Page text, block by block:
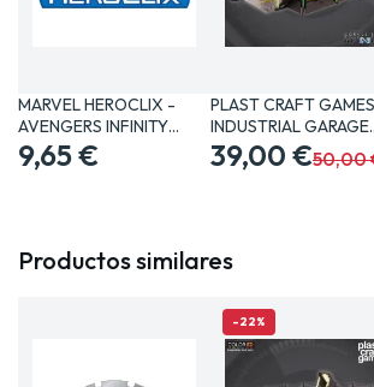
MARVEL HEROCLIX -
AVENGERS INFINITY
SET…
9,65 €
PLAST CRAFT
INDUSTRIAL GARAGE
JUEGOS…
39,00 €50,00
Productos similares
-22%